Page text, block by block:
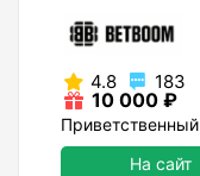
4.8 183
10 000 ₽
Приветственный
На сайт